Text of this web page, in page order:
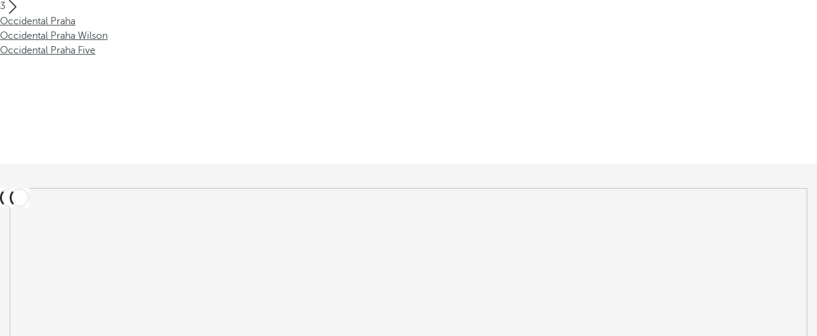
3
Occidental Praha
Occidental Praha Wilson
Occidental Praha Five